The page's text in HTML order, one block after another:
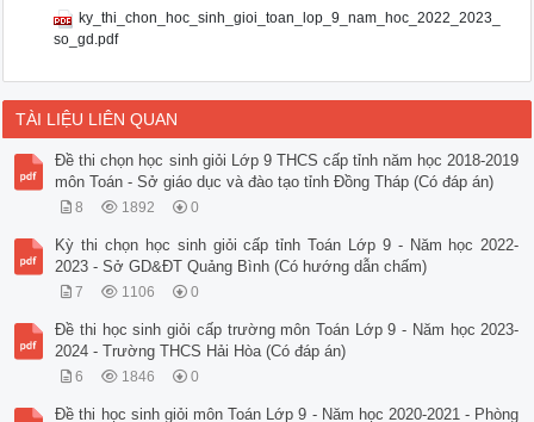
ky_thi_chon_hoc_sinh_gioi_toan_lop_9_nam_hoc_2022_2023_
so_gd.pdf
TÀI LIỆU LIÊN QUAN
Đề thi chọn học sinh giỏi Lớp 9 THCS cấp tỉnh năm học 2018-2019
môn Toán - Sở giáo dục và đào tạo tỉnh Đồng Tháp (Có đáp án)
8 1892 0
Kỳ thi chọn học sinh giỏi cấp tỉnh Toán Lớp 9 - Năm học 2022-
2023 - Sở GD&ĐT Quảng Bình (Có hướng dẫn chấm)
7 1106 0
Đề thi học sinh giỏi cấp trường môn Toán Lớp 9 - Năm học 2023-
2024 - Trường THCS Hải Hòa (Có đáp án)
6 1846 0
Đề thi học sinh giỏi môn Toán Lớp 9 - Năm học 2020-2021 - Phòng